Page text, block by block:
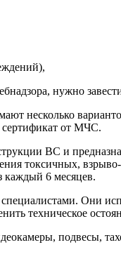
нужно
несколько
сертификат от МЧС.
ВС и
токсичных,
каждый 6 месяцев.
Они
техническое
подвесы,